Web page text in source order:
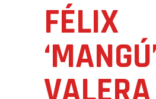
FÉLIX